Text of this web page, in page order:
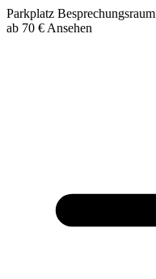
Parkplatz Besprechungsraum
ab 70 € Ansehen